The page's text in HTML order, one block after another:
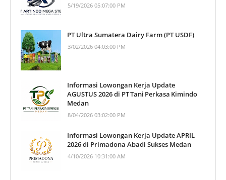
5/19/2026 05:07:00 PM
PT Ultra Sumatera Dairy Farm (PT USDF)
3/02/2026 04:03:00 PM
Informasi Lowongan Kerja Update
AGUSTUS 2026 di PT Tani Perkasa Kimindo
Medan
8/04/2026 03:02:00 PM
Informasi Lowongan Kerja Update APRIL
2026 di Primadona Abadi Sukses Medan
4/10/2026 10:31:00 AM